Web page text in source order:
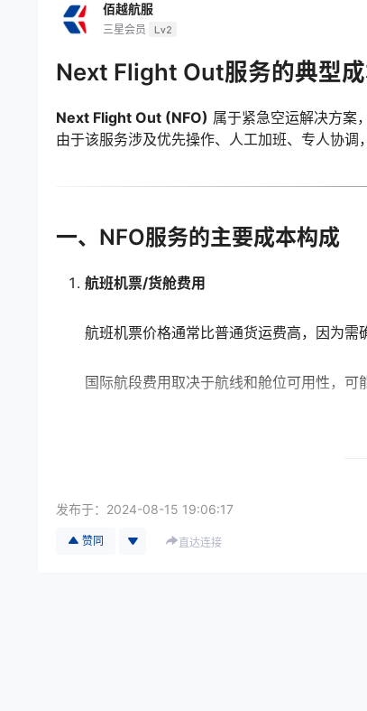
佰越航服
三星会员 Lv2
Next Flight Out服务的典型
Next Flight Out (NFO) 属于紧急空运解决方案
由于该服务涉及优先操作、人工加班、专人协调
一、NFO服务的主要成本构成
航班机票/货舱费用
航班机票价格通常比普通货运费高，因为需
国际航段费用取决于航线和舱位可用性，可
费用因机场及代理公司不同而波动。
发布于： 2024-08-15 19:06:17
赞同 直达连接